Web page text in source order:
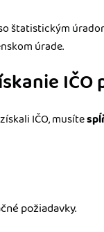
štatistickým
úrade.
IČO, musíte
požiadavky.